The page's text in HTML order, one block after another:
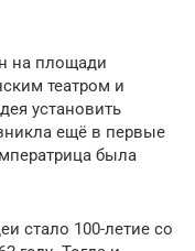
на площади
театром и
установить
ещё в первые
была
стало 100-летие со